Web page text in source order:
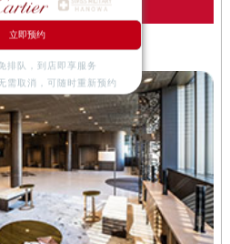
卡地亚服务中心
亚售后服务中心
立即预约
排队，到店即享服务
需取消，可随时重新预约